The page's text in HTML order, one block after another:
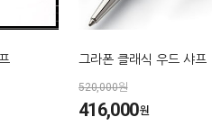
그라폰 클래식 우드 샤프
520,000원
416,000원